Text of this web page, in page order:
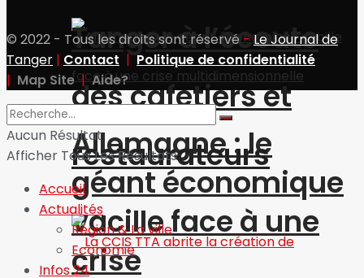
Allemagne : le
géant économique
vacille face à une
crise
Tanger à l’écoute
des cafetiers et
restaurateurs
© 2022 - Tous les droits sont réservé-Le Journal de
Tanger | Contact | Politique de confidentialité
| Map Site|Aide?
Aucun Résultat
Afficher Tous Les Résultats
Accueil
Actualités
Région & La ville
Economie
Infos 24